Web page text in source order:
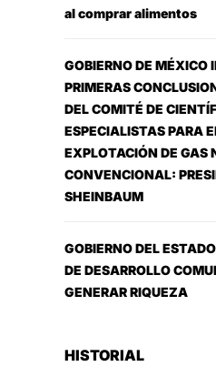
al comprar alimentos
GOBIERNO DE MÉXICO
PRIMERAS
DEL COMITÉ DE
ESPECIALISTAS PARA
EXPLOTACIÓN DE GAS
CONVENCIONAL:
SHEINBAUM
GOBIERNO DEL
DE DESARROLLO
GENERAR RIQUEZA
HISTORIAL